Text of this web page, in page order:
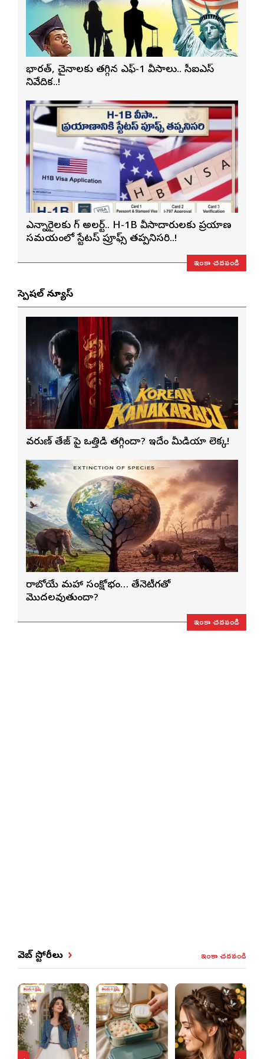
భారత్, చైనాలకు తగ్గిన ఎఫ్-1 వీసాలు.. సీఐఎస్
నివేదిక..!
ఎన్నారైలకు బిగ్ అలర్ట్.. H-1B వీసాదారులకు ప్రయాణ
సమయంలో స్టేటస్ ప్రూఫ్స్ తప్పనిసరి..!
ఇంకా చదవండి
స్పెషల్ న్యూస్
వరుణ్ తేజ్‌ పై ఒత్తిడి తగ్గిందా? ఇదేం మీడియా లెక్క!
రాబోయే మహా సంక్షోభం… తేనెటీగతో
మొదలవుతుందా?
ఇంకా చదవండి
వెబ్ స్టోరీలు ఇంకా చదవండి
ఈ ఒక్క
చిట్కాతో
బల్లుల
బెడదకు చెక్
పెట్టండి!